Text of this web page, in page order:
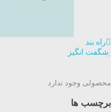
راه بند
شگفت انگیز
محصولی وجود ندارد
برچسب ها